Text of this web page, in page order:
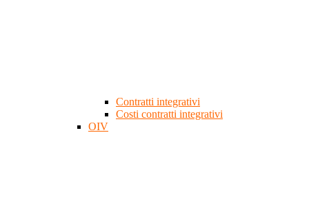
Contratti integrativi
Costi contratti integrativi
OIV